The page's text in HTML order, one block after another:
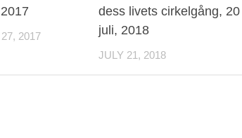
2017
dess livets cirkelgång, 20
juli, 2018
JULY 21, 2018